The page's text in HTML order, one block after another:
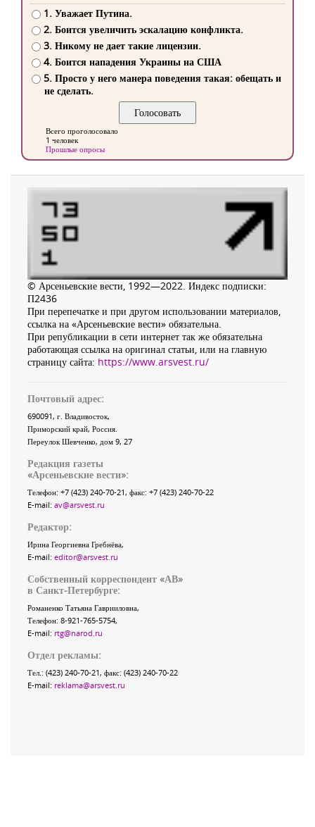
1. Уважает Путина.
2. Боится увеличить эскалацию конфликта.
3. Никому не дает такие лицензии.
4. Боится нападения Украины на США
5. Просто у него манера поведения такая: обещать и
не сделать.
Всего проголосовало
1 человек
Прошлые опросы
© Арсеньевские вести, 1992—2022. Индекс подписки:
П2436
При перепечатке и при другом использовании материалов,
ссылка на «Арсеньевские вести» обязательна.
При републикации в сети интернет так же обязательна
работающая ссылка на оригинал статьи, или на главную
страницу сайта: https://www.arsvest.ru/
Почтовый адрес:
690091, г. Владивосток,
Приморский край, Россия
Переулок Шевченко, дом 9, 27
Редакция газеты
«Арсеньевские вести»:
Телефон: +7 (423) 240-70-21, факс: +7 (423) 240-70-22
E-mail: av@arsvest.ru
Редактор:
Ирина Георгиевна Гребнёва,
E-mail: editor@arsvest.ru
Собственный корреспондент «АВ»
в Санкт-Петербурге:
Романенко Татьяна Гаврииловна,
Телефон: 8-921-765-5754,
E-mail: rtg@narod.ru
Отдел рекламы:
Тел.: (423) 240-70-21, факс: (423) 240-70-22
E-mail: reklama@arsvest.ru